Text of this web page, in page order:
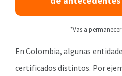
*Vas a
En Colombia, algunas
certificados distintos. Por